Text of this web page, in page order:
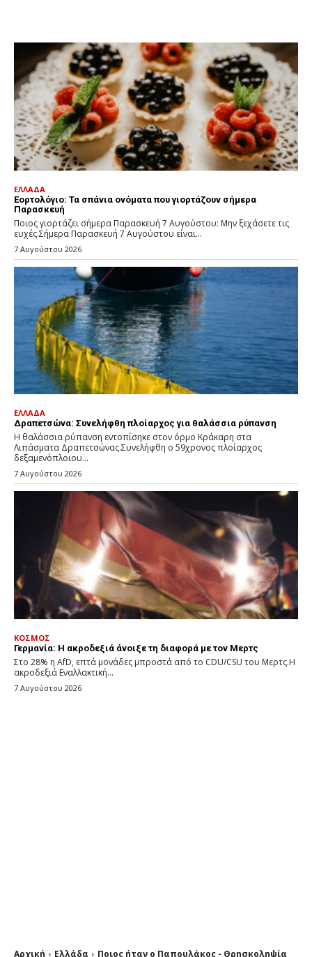
ΕΛΛΑΔΑ
Εορτολόγιο: Τα σπάνια ονόματα που γιορτάζουν σήμερα
Παρασκευή
Ποιος γιορτάζει σήμερα Παρασκευή 7 Αυγούστου: Μην ξεχάσετε τις
ευχές.Σήμερα Παρασκευή 7 Αυγούστου είναι...
7 Αυγούστου 2026
ΕΛΛΑΔΑ
Δραπετσώνα: Συνελήφθη πλοίαρχος για θαλάσσια ρύπανση
Η θαλάσσια ρύπανση εντοπίσηκε στον όρμο Κράκαρη στα
Λιπάσματα Δραπετσώνας.Συνελήφθη ο 59χρονος πλοίαρχος
δεξαμενόπλοιου...
7 Αυγούστου 2026
ΚΟΣΜΟΣ
Γερμανία: Η ακροδεξιά άνοιξε τη διαφορά με τον Μερτς
Στο 28% η AfD, επτά μονάδες μπροστά από το CDU/CSU του Μερτς.Η
ακροδεξιά Εναλλακτική...
7 Αυγούστου 2026